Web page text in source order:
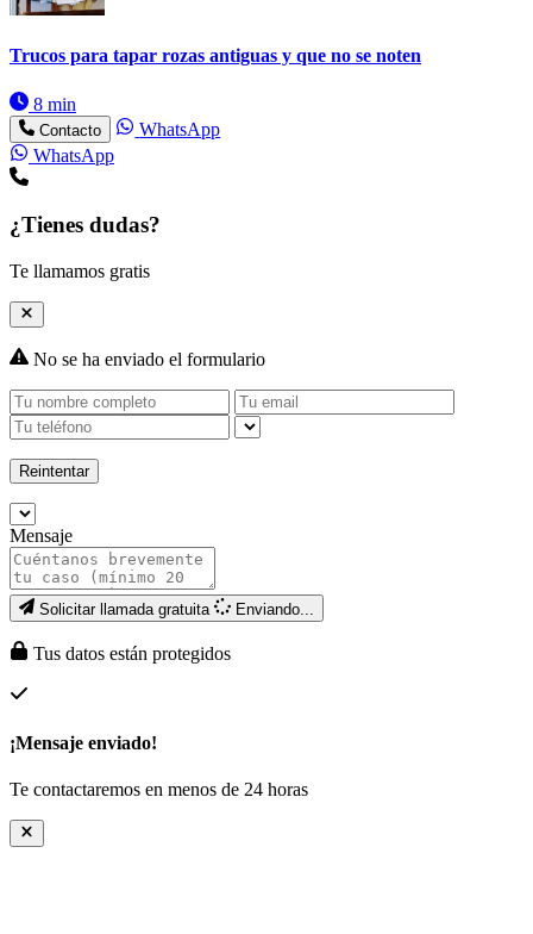
Trucos para tapar rozas antiguas y que no se noten
8 min
Contacto
WhatsApp
WhatsApp
¿Tienes dudas?
Te llamamos gratis
No se ha enviado el formulario
Reintentar
Mensaje
Solicitar llamada gratuita Enviando...
Tus datos están protegidos
¡Mensaje enviado!
Te contactaremos en menos de 24 horas